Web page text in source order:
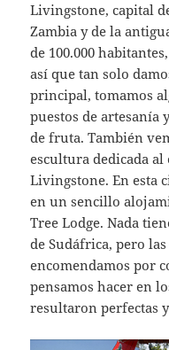
Livingstone, capital
Zambia y de la
de 100.000
así que tan solo
principal, tomamos
puestos de artesanía
de fruta. También
escultura dedicada
Livingstone. En esta
en un sencillo
Tree Lodge. Nada
de Sudáfrica, pero
encomendamos por
pensamos hacer en
resultaron perfectas